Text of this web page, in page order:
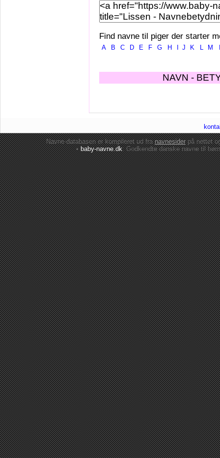
Find navne til piger der starter
A B C D E F G H J K L M
NAVN -
Navne-databasen er kompileret ud franavnesiderpå nettet
•baby-navne.dk: Godkendte danskenavne til børn